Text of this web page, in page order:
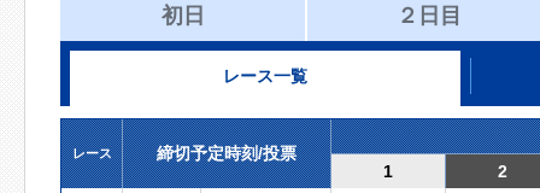
初日 ２日目
レース一覧
レース
締切予定時刻/投票
1
2